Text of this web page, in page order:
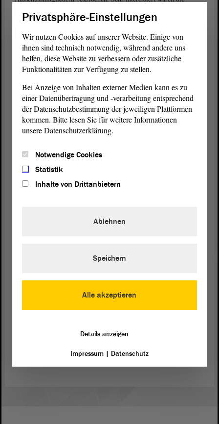
Besonderen an Maßnahmen zum Wasserrückhalt in der Fläche und
auch zwei Vertreter des Bayerischen Staatsministeriums für Umwelt
und Verbraucherschutz (StMUV) anwesend, um sachkundig
Auskunft zu geben.
Delegationsprogramm setzt sich fort
Nach dem Austausch im Bayerischen
entlang der Isar statt. Erläutert wurde das Projekt „IsarPlan“, ein
Renaturierungsprojekt für den Fluss. Der Experte vor Ort ist
Christian Leeb, Leiter des Wasserwirtschaftsamts München.
Christian Leeb vom Wasserwirtschaftsamt München.
Privatsphäre-Einstellungen
Wir nutzen Cookies auf unserer Website. Einige von
ihnen sind technisch notwendig, während andere uns
helfen, diese Website zu verbessern oder zusätzliche
Funktionalitäten zur Verfügung zu stellen.
Bei Anzeige von Inhalten externer Medien kann es zu
einer Datenübertragung und -verarbeitung entsprechend
der Datenschutzbestimmung der jeweiligen Plattformen
kommen. Bitte lesen Sie für weitere Informationen
unsere Datenschutzerklärung.
Notwendige Cookies
Statistik
Inhalte von Drittanbietern
Alle akzeptieren
Ablehnen
Speichern
Details anzeigen
Impressum| Datenschutz